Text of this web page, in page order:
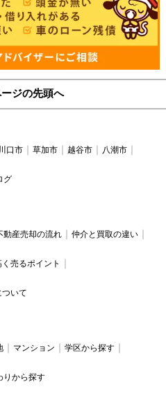
ジの先頭へ
川口市 草加市 越谷市 八潮市
グ
動産売却の流れ 仲介と買取の違い
売るポイント
いて
マンション 学区から探す
りから探す